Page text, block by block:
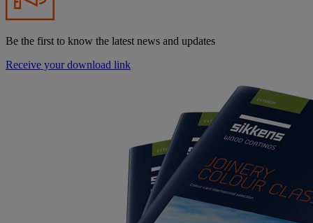
Be the first to know the latest news and updates
Receive your download link